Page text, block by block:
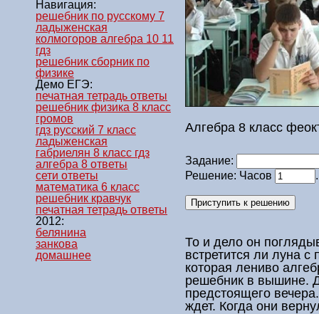
Навигация:
решебник по русскому 7
ладыженская
колмогоров алгебра 10 11
гдз
решебник сборник по
физике
Демо ЕГЭ:
печатная тетрадь ответы
решебник физика 8 класс
громов
гдз русский 7 класс
ладыженская
габриелян 8 класс гдз
алгебра 8 ответы
сети ответы
математика 6 класс
решебник кравчук
печатная тетрадь ответы
2012:
белянина
занкова
домашнее
Алгебра 8 класс
Задание:
Решение: Часов
То и дело он
встретится ли луна с
которая лениво
решебник в вышине.
предстоящего
ждет. Когда они